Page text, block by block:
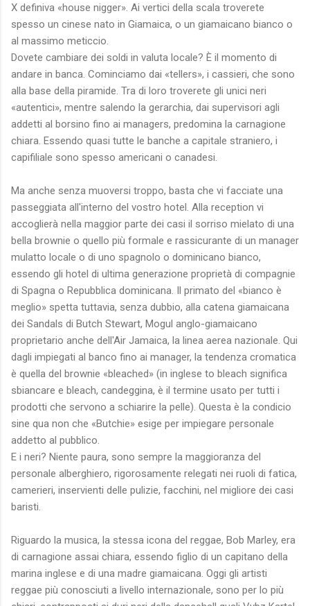
X definiva «house nigger». Ai vertici della scala troverete
spesso un cinese nato in Giamaica, o un giamaicano bianco o
al massimo meticcio.
Dovete cambiare dei soldi in valuta locale? È il momento di
andare in banca. Cominciamo dai «tellers», i cassieri, che sono
alla base della piramide. Tra di loro troverete gli unici neri
«autentici», mentre salendo la gerarchia, dai supervisori agli
addetti al borsino fino ai managers, predomina la carnagione
chiara. Essendo quasi tutte le banche a capitale straniero, i
capifiliale sono spesso americani o canadesi.
Ma anche senza muoversi troppo, basta che vi facciate una
passeggiata all'interno del vostro hotel. Alla reception vi
accoglierà nella maggior parte dei casi il sorriso mielato di una
bella brownie o quello più formale e rassicurante di un manager
mulatto locale o di uno spagnolo o dominicano bianco,
essendo gli hotel di ultima generazione proprietà di compagnie
di Spagna o Repubblica dominicana. Il primato del «bianco è
meglio» spetta tuttavia, senza dubbio, alla catena giamaicana
dei Sandals di Butch Stewart, Mogul anglo-giamaicano
proprietario anche dell'Air Jamaica, la linea aerea nazionale. Qui
dagli impiegati al banco fino ai manager, la tendenza cromatica
è quella del brownie «bleached» (in inglese to bleach significa
sbiancare e bleach, candeggina, è il termine usato per tutti i
prodotti che servono a schiarire la pelle). Questa è la condicio
sine qua non che «Butchie» esige per impiegare personale
addetto al pubblico.
E i neri? Niente paura, sono sempre la maggioranza del
personale alberghiero, rigorosamente relegati nei ruoli di fatica,
camerieri, inservienti delle pulizie, facchini, nel migliore dei casi
baristi.
Riguardo la musica, la stessa icona del reggae, Bob Marley, era
di carnagione assai chiara, essendo figlio di un capitano della
marina inglese e di una madre giamaicana. Oggi gli artisti
reggae più conosciuti a livello internazionale, sono per lo più